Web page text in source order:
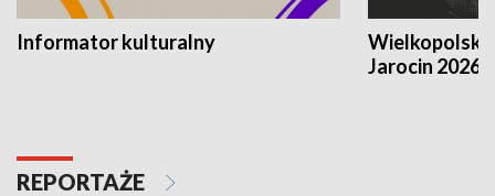
Informator kulturalny
Jarocin 2026
REPORTAŻE